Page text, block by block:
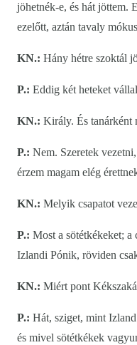
jöhetnék-e, és hát jöttem.
ezelőtt, aztán tavaly
KN.: Hány hétre szoktál
P.: Eddig két heteket
KN.: Király. És tanárként
P.: Nem. Szeretek
érzem magam elég
KN.: Melyik csapatot
P.: Most a sötétkékeket;
Izlandi Pónik, röviden
KN.: Miért pont
P.: Hát, sziget, mint
és mivel sötétkékek